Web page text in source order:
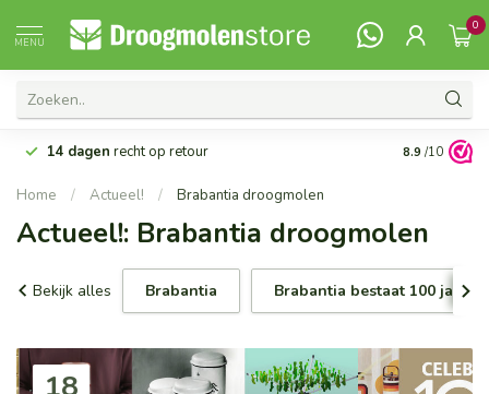
MENU
0
14 dagen recht op retour Vanaf 99,-
8.9 /10
Home / Actueel! / Brabantia droogmolen
Actueel!: Brabantia droogmolen
Bekijk alles Brabantia Brabantia bestaat 100 jaar